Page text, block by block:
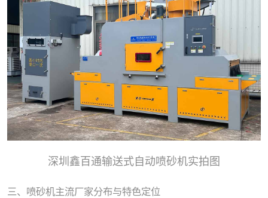
深圳鑫百通输送式自动喷砂机实拍图
三、喷砂机主流厂家分布与特色定位